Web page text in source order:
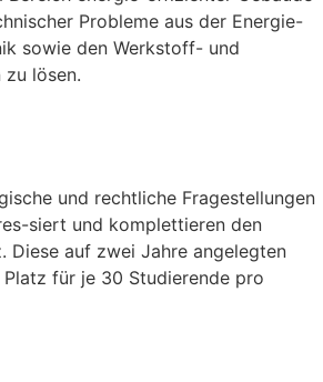
Probleme aus der Energie-
sowie den Werkstoff- und
zu lösen.
und rechtliche Fragestellungen
siert und komplettieren den
Diese auf zwei Jahre angelegten
für je 30 Studierende pro